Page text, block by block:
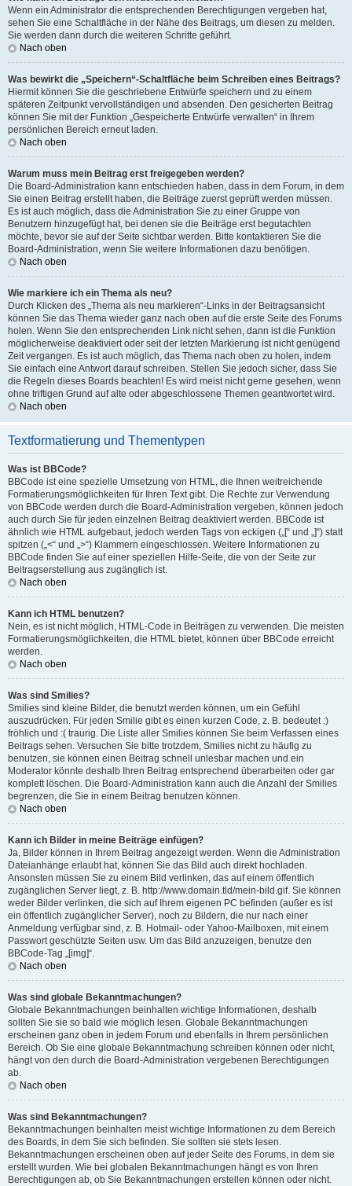
Wenn ein Administrator die entsprechenden Berechtigungen vergeben hat,
sehen Sie eine Schaltfläche in der Nähe des Beitrags, um diesen zu melden.
Sie werden dann durch die weiteren Schritte geführt.
Nach oben
Was bewirkt die „Speichern“-Schaltfläche beim Schreiben eines Beitrags?
Hiermit können Sie die geschriebene Entwürfe speichern und zu einem
späteren Zeitpunkt vervollständigen und absenden. Den gesicherten Beitrag
können Sie mit der Funktion „Gespeicherte Entwürfe verwalten“ in Ihrem
persönlichen Bereich erneut laden.
Nach oben
Warum muss mein Beitrag erst freigegeben werden?
Die Board-Administration kann entschieden haben, dass in dem Forum, in dem
Sie einen Beitrag erstellt haben, die Beiträge zuerst geprüft werden müssen.
Es ist auch möglich, dass die Administration Sie zu einer Gruppe von
Benutzern hinzugefügt hat, bei denen sie die Beiträge erst begutachten
möchte, bevor sie auf der Seite sichtbar werden. Bitte kontaktieren Sie die
Board-Administration, wenn Sie weitere Informationen dazu benötigen.
Nach oben
Wie markiere ich ein Thema als neu?
Durch Klicken des „Thema als neu markieren“-Links in der Beitragsansicht
können Sie das Thema wieder ganz nach oben auf die erste Seite des Forums
holen. Wenn Sie den entsprechenden Link nicht sehen, dann ist die Funktion
möglicherweise deaktiviert oder seit der letzten Markierung ist nicht genügend
Zeit vergangen. Es ist auch möglich, das Thema nach oben zu holen, indem
Sie einfach eine Antwort darauf schreiben. Stellen Sie jedoch sicher, dass Sie
die Regeln dieses Boards beachten! Es wird meist nicht gerne gesehen, wenn
ohne triftigen Grund auf alte oder abgeschlossene Themen geantwortet wird.
Nach oben
Textformatierung und Thementypen
Was ist BBCode?
BBCode ist eine spezielle Umsetzung von HTML, die Ihnen weitreichende
Formatierungsmöglichkeiten für Ihren Text gibt. Die Rechte zur Verwendung
von BBCode werden durch die Board-Administration vergeben, können jedoch
auch durch Sie für jeden einzelnen Beitrag deaktiviert werden. BBCode ist
ähnlich wie HTML aufgebaut, jedoch werden Tags von eckigen („[“ und „]“) statt
spitzen („<“ und „>“) Klammern eingeschlossen. Weitere Informationen zu
BBCode finden Sie auf einer speziellen Hilfe-Seite, die von der Seite zur
Beitragserstellung aus zugänglich ist.
Nach oben
Kann ich HTML benutzen?
Nein, es ist nicht möglich, HTML-Code in Beiträgen zu verwenden. Die meisten
Formatierungsmöglichkeiten, die HTML bietet, können über BBCode erreicht
werden.
Nach oben
Was sind Smilies?
Smilies sind kleine Bilder, die benutzt werden können, um ein Gefühl
auszudrücken. Für jeden Smilie gibt es einen kurzen Code, z. B. bedeutet :)
fröhlich und :( traurig. Die Liste aller Smilies können Sie beim Verfassen eines
Beitrags sehen. Versuchen Sie bitte trotzdem, Smilies nicht zu häufig zu
benutzen, sie können einen Beitrag schnell unlesbar machen und ein
Moderator könnte deshalb Ihren Beitrag entsprechend überarbeiten oder gar
komplett löschen. Die Board-Administration kann auch die Anzahl der Smilies
begrenzen, die Sie in einem Beitrag benutzen können.
Nach oben
Kann ich Bilder in meine Beiträge einfügen?
Ja, Bilder können in Ihrem Beitrag angezeigt werden. Wenn die Administration
Dateianhänge erlaubt hat, können Sie das Bild auch direkt hochladen.
Ansonsten müssen Sie zu einem Bild verlinken, das auf einem öffentlich
zugänglichen Server liegt, z. B. http://www.domain.tld/mein-bild.gif. Sie können
weder Bilder verlinken, die sich auf Ihrem eigenen PC befinden (außer es ist
ein öffentlich zugänglicher Server), noch zu Bildern, die nur nach einer
Anmeldung verfügbar sind, z. B. Hotmail- oder Yahoo-Mailboxen, mit einem
Passwort geschützte Seiten usw. Um das Bild anzuzeigen, benutze den
BBCode-Tag „[img]“.
Nach oben
Was sind globale Bekanntmachungen?
Globale Bekanntmachungen beinhalten wichtige Informationen, deshalb
sollten Sie sie so bald wie möglich lesen. Globale Bekanntmachungen
erscheinen ganz oben in jedem Forum und ebenfalls in Ihrem persönlichen
Bereich. Ob Sie eine globale Bekanntmachung schreiben können oder nicht,
hängt von den durch die Board-Administration vergebenen Berechtigungen
ab.
Nach oben
Was sind Bekanntmachungen?
Bekanntmachungen beinhalten meist wichtige Informationen zu dem Bereich
des Boards, in dem Sie sich befinden. Sie sollten sie stets lesen.
Bekanntmachungen erscheinen oben auf jeder Seite des Forums, in dem sie
erstellt wurden. Wie bei globalen Bekanntmachungen hängt es von Ihren
Berechtigungen ab, ob Sie Bekanntmachungen erstellen können oder nicht.